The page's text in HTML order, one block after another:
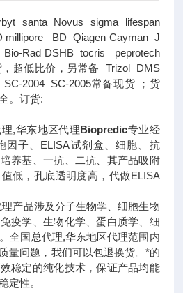
santa Novus sigma lifespan
millipore BD Qiagen Cayman J
Rad DSHB tocris peprotech
超低比价，另常备 Trizol DMS
2004 SC-2005常备现货 ；货
。订货:
,华东地区代理Biopredic专业经
因子、ELISA试剂盒、细胞、抗
养基、一抗、二抗、其产品吸附
低，孔底透明度高，代做ELISA
产品涉及分子生物学、细胞生物
疫学、生物化学、蛋白质学、细
全国总代理,华东地区代理范围内
量问题，我们可以包退换货。 *的
稳定的纯化技术，保证产品均能
定性。